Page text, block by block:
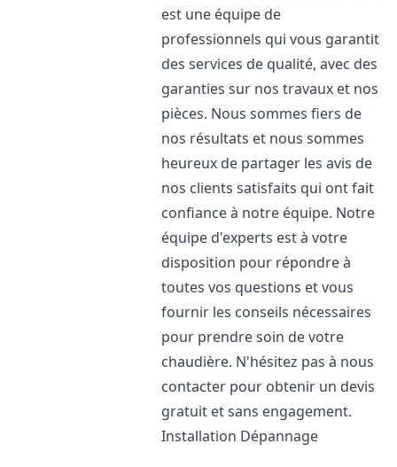
est une équipe de
professionnels qui vous garantit
des services de qualité, avec des
garanties sur nos travaux et nos
pièces. Nous sommes fiers de
nos résultats et nous sommes
heureux de partager les avis de
nos clients satisfaits qui ont fait
confiance à notre équipe. Notre
équipe d'experts est à votre
disposition pour répondre à
toutes vos questions et vous
fournir les conseils nécessaires
pour prendre soin de votre
chaudière. N'hésitez pas à nous
contacter pour obtenir un devis
gratuit et sans engagement.
Installation Dépannage